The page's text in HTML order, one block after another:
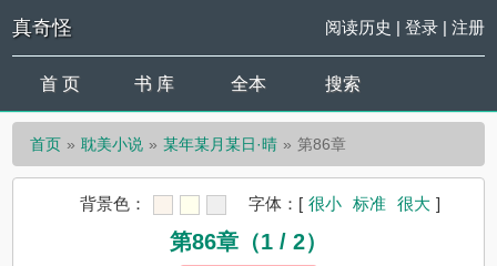
真奇怪 阅读历史 | 登录| 注册
首 页 书 库 全本 搜索
首页 耽美小说 某年某月某日·晴 第86章
背景色： 字体： [ 很小 标准 很大 ]
第86章（1 / 2）